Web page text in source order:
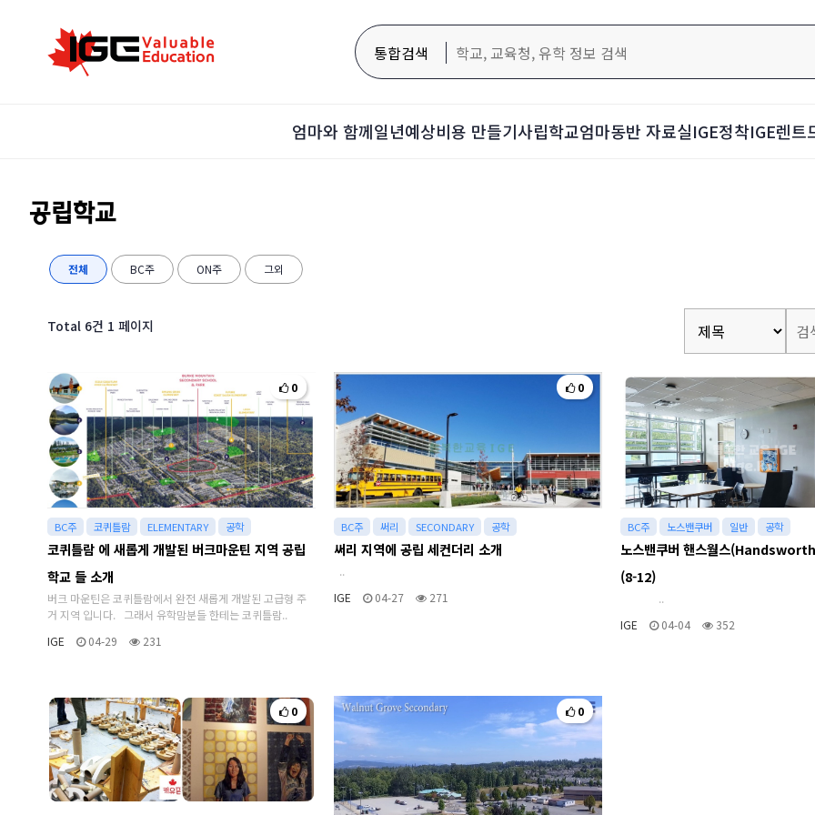
통합검색
엄마와 함께일년예상비용 만들기사립학교엄마동반 자료실IGE정착IGE렌트
공립학교
전체 BC주 ON주 그외
Total 6건 1 페이지
BC주 코퀴틀람 ELEMENTARY 공학
코퀴틀람 에 새롭게 개발된 버크마운틴 지역 공립
학교 들 소개
버크 마운틴은 코퀴틀람에서 완전 새롭게 개발된 고급형 주
거 지역 입니다. 그래서 유학맘분들 한테는 코퀴틀람..
IGE
04-29 231
0
BC주 써리 SECONDARY 공학
써리 지역에 공립 세컨더리 소개
..
IGE
04-27 271
0
BC주 노스밴쿠버 일반 공학
노스밴쿠버 핸스월스
(8-12)
..
IGE
04-04 352
0 0